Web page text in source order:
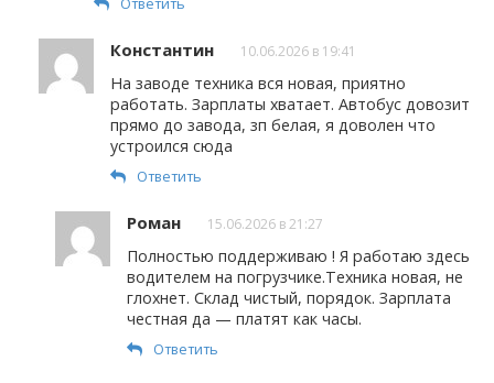
Константин 10.06.2026 в 19:41
На заводе техника вся новая, приятно
работать. Зарплаты хватает. Автобус довозит
прямо до завода, зп белая, я доволен что
устроился сюда
Ответить
Роман 15.06.2026 в 21:27
Полностью поддерживаю ! Я работаю здесь
водителем на погрузчике.Техника новая, не
глохнет. Склад чистый, порядок. Зарплата
честная да — платят как часы.
Ответить